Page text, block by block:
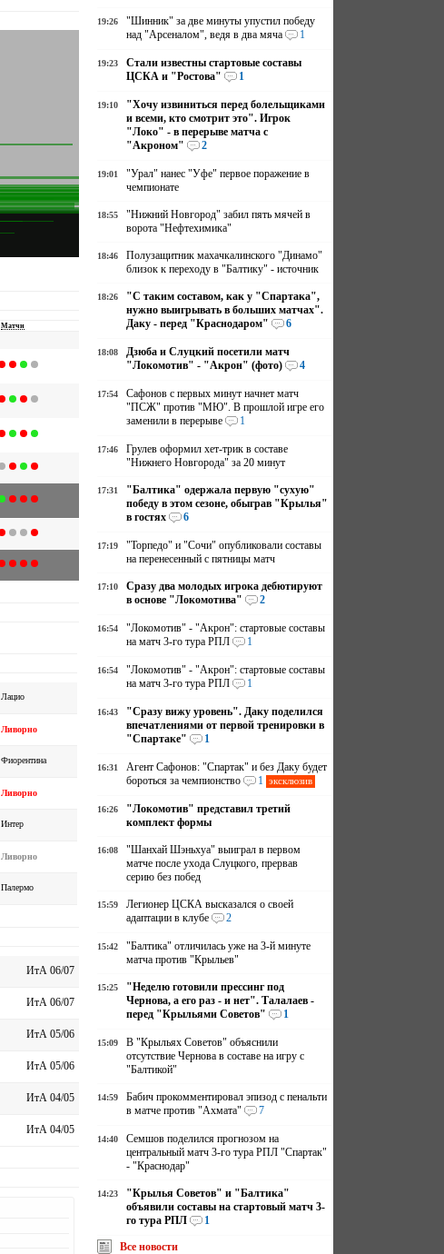
Матчи
Лацио
Ливорно
Фиорентина
Ливорно
Интер
Ливорно
Палермо
ИтА 06/07
ИтА 06/07
ИтА 05/06
ИтА 05/06
ИтА 04/05
ИтА 04/05
19:26
"Шинник" за две минуты упустил победу
над "Арсеналом", ведя в два мяча
1
19:23
Стали известны стартовые составы
ЦСКА и "Ростова"
1
19:10
"Хочу извиниться перед болельщиками
и всеми, кто смотрит это". Игрок
"Локо" - в перерыве матча с
"Акроном"
2
19:01
"Урал" нанес "Уфе" первое поражение в
чемпионате
18:55
"Нижний Новгород" забил пять мячей в
ворота "Нефтехимика"
18:46
Полузащитник махачкалинского "Динамо"
близок к переходу в "Балтику" - источник
18:26
"С таким составом, как у "Спартака",
нужно выигрывать в больших матчах".
Даку - перед "Краснодаром"
6
18:08
Дзюба и Слуцкий посетили матч
"Локомотив" - "Акрон" (фото)
4
17:54
Сафонов с первых минут начнет матч
"ПСЖ" против "МЮ". В прошлой игре его
заменили в перерыве
1
17:46
Грулев оформил хет-трик в составе
"Нижнего Новгорода" за 20 минут
17:31
"Балтика" одержала первую "сухую"
победу в этом сезоне, обыграв "Крылья"
в гостях
6
17:19
"Торпедо" и "Сочи" опубликовали составы
на перенесенный с пятницы матч
17:10
Сразу два молодых игрока дебютируют
в основе "Локомотива"
2
16:54
"Локомотив" - "Акрон": стартовые составы
на матч 3-го тура РПЛ
1
16:54
"Локомотив" - "Акрон": стартовые составы
на матч 3-го тура РПЛ
1
16:43
"Сразу вижу уровень". Даку поделился
впечатлениями от первой тренировки в
"Спартаке"
1
16:31
Агент Сафонов: "Спартак" и без Даку будет
бороться за чемпионство
1 эксклюзив
16:26
"Локомотив" представил третий
комплект формы
16:08
"Шанхай Шэньхуа" выиграл в первом
матче после ухода Слуцкого, прервав
серию без побед
15:59
Легионер ЦСКА высказался о своей
адаптации в клубе
2
15:42
"Балтика" отличилась уже на 3-й минуте
матча против "Крыльев"
15:25
"Неделю готовили прессинг под
Чернова, а его раз - и нет". Талалаев -
перед "Крыльями Советов"
1
15:09
В "Крыльях Советов" объяснили
отсутствие Чернова в составе на игру с
"Балтикой"
14:59
Бабич прокомментировал эпизод с пенальти
в матче против "Ахмата"
7
14:40
Семшов поделился прогнозом на
центральный матч 3-го тура РПЛ "Спартак"
- "Краснодар"
14:23
"Крылья Советов" и "Балтика"
объявили составы на стартовый матч 3-
го тура РПЛ
1
Все новости